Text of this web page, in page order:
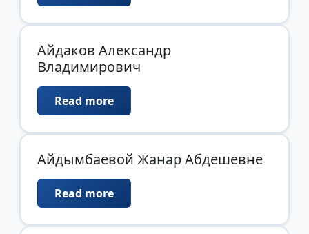
Айдаков Александр
Владимирович
Read more
Айдымбаевой Жанар Абдешевне
Read more